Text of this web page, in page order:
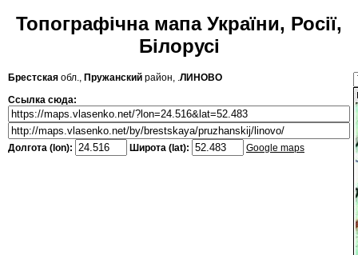
Топографічна мапа України, Росії,
Білорусі
Брестская обл., Пружанский район, .ЛИНОВО
Ссылка сюда:
Долгота (lon): Широта (lat): Google maps